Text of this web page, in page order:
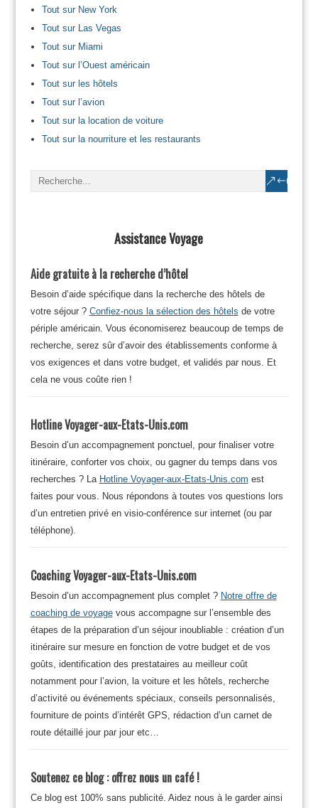
Tout sur New York
Tout sur Las Vegas
Tout sur Miami
Tout sur l’Ouest américain
Tout sur les hôtels
Tout sur l’avion
Tout sur la location de voiture
Tout sur la nourriture et les restaurants
Assistance Voyage
Aide gratuite à la recherche d’hôtel
Besoin d’aide spécifique dans la recherche des hôtels de
votre séjour ? Confiez-nous la sélection des hôtels de votre
périple américain. Vous économiserez beaucoup de temps de
recherche, serez sûr d’avoir des établissements conforme à
vos exigences et dans votre budget, et validés par nous. Et
cela ne vous coûte rien !
Hotline Voyager-aux-Etats-Unis.com
Besoin d’un accompagnement ponctuel, pour finaliser votre
itinéraire, conforter vos choix, ou gagner du temps dans vos
recherches ? La Hotline Voyager-aux-Etats-Unis.com est
faites pour vous. Nous répondons à toutes vos questions lors
d’un entretien privé en visio-conférence sur internet (ou par
téléphone).
Coaching Voyager-aux-Etats-Unis.com
Besoin d’un accompagnement plus complet ? Notre offre de
coaching de voyagevous accompagne sur l’ensemble des
étapes de la préparation d’un séjour inoubliable : création d’un
itinéraire sur mesure en fonction de votre budget et de vos
goûts, identification des prestataires au meilleur coût
notamment pour l’avion, la voiture et les hôtels, recherche
d’activité ou événements spéciaux, conseils personnalisés,
fourniture de points d’intérêt GPS, rédaction d’un carnet de
route détaillé jour par jour etc…
Soutenez ce blog : offrez nous un café !
Ce blog est 100% sans publicité. Aidez nous à le garder ainsi